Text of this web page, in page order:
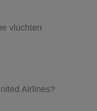
vluchten
Airlines?